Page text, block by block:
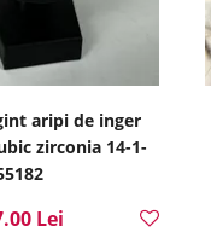
aripi de inger
zirconia 14-1-
Lei